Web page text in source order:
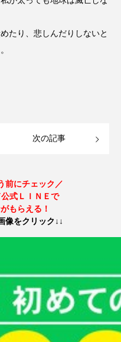
たり、悲しんだりしないと
次の記事
前にチェック／
式ＬＩＮＥで
もらえる！
像をクリック↓↓